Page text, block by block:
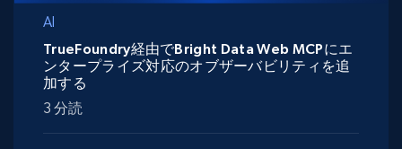
AI
TrueFoundry経由でBright Data Web MCPにエ
ンタープライズ対応のオブザーバビリティを追
加する
3 分読